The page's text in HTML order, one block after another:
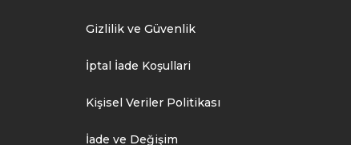
Gizlilik ve Güvenlik
İptal İade Koşullari
Kişisel Veriler Politikası
İade ve Değişim